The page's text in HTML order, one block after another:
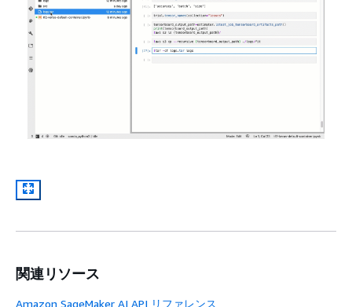
関連リソース
Amazon SageMaker AI API リファレンス